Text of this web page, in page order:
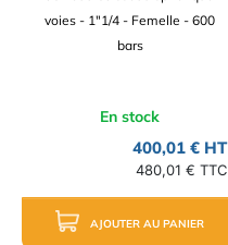
voies - 1"1/4 - Femelle - 600
bars
En stock
400,01 € HT
480,01 € TTC
AJOUTER AU PANIER